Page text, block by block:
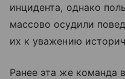
инцидента, однако
массово осудили
их к уважению
Ранее эта же команда